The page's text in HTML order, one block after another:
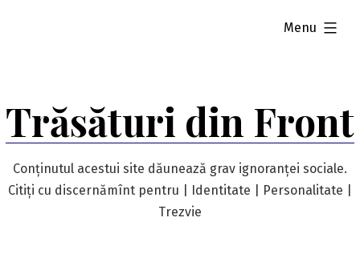
Trăsături din Front
Conținutul acestui site dăunează grav ignoranței sociale.
Citiți cu discernămînt pentru | Identitate | Personalitate |
Trezvie
Menu
expanded